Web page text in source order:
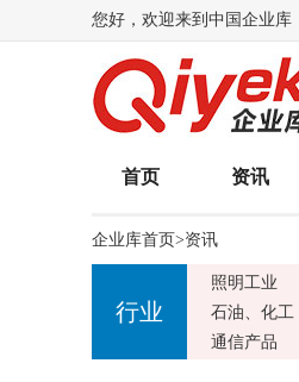
您好，欢迎来到中国企业库
首页 资讯
企业库首页>资讯
行业
照明工业
石油、化工
通信产品